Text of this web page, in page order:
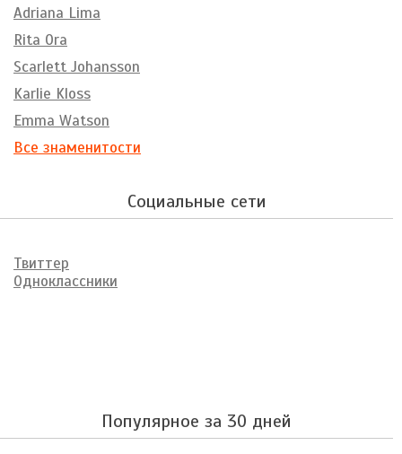
Adriana Lima
Rita Ora
Scarlett Johansson
Karlie Kloss
Emma Watson
Все знаменитости
Социальные сети
Твиттер
Одноклассники
Популярное за 30 дней